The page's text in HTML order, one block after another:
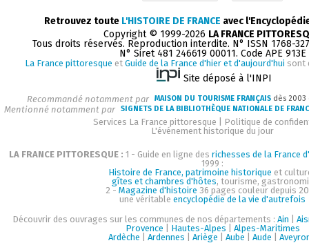
Retrouvez toute L'HISTOIRE DE FRANCE avec
Copyright © 1999-2026 LA FRANCE
Tous droits réservés. Reproduction interdite. N° ISSN 1768-
N° Siret 481 246619 00011. Code APE 913E
La France pittoresque et Guide de la France d'hier et d'aujourd'hui sont
Site déposé à l'INPI
Recommandé notamment par MAISON DU TOURISME FRANÇAIS dès
Mentionné notamment par SIGNETS DE LA BIBLIOTHÈQUE NATIONALE DE
Services La France pittoresque
Politique de
L'événement historique du jour
LA FRANCE PITTORESQUE : 1 - Guide en ligne des richesses de la France
1999 :
Histoire de France, patrimoine historique et
gîtes et chambres d'hôtes, tourisme,
2 - Magazine d'histoire 36 pages couleur depuis
une véritable encyclopédie de la vie d'autrefois
Découvrir des ouvrages sur les communes de nos départements : Ain
Provence
Hautes-Alpes
Alpes-Maritimes
Ardèche
Ardennes Ariège Aube Aude